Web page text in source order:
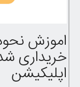
اموزش
خریداری
اپلیکیشن